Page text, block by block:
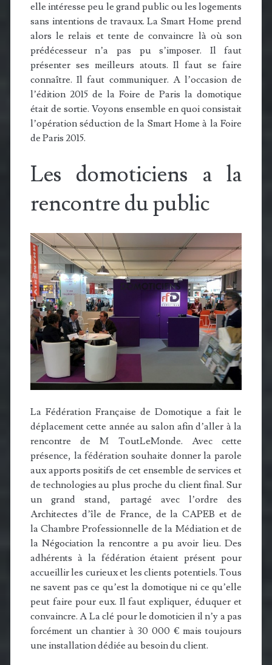
elle intéresse peu le grand public ou les logements
sans intentions de travaux. La Smart Home prend
alors le relais et tente de convaincre là où son
prédécesseur n’a pas pu s’imposer. Il faut
présenter ses meilleurs atouts. Il faut se faire
connaître. Il faut communiquer. A l’occasion de
l’édition 2015 de la Foire de Paris la domotique
était de sortie. Voyons ensemble en quoi consistait
l’opération séduction de la Smart Home à la Foire
de Paris 2015.
Les domoticiens a la
rencontre du public
La Fédération Française de Domotique a fait le
déplacement cette année au salon afin d’aller à la
rencontre de M ToutLeMonde. Avec cette
présence, la fédération souhaite donner la parole
aux apports positifs de cet ensemble de services et
de technologies au plus proche du client final. Sur
un grand stand, partagé avec l’ordre des
Architectes d’île de France, de la CAPEB et de
la Chambre Professionnelle de la Médiation et de
la Négociation la rencontre a pu avoir lieu. Des
adhérents à la fédération étaient présent pour
accueillir les curieux et les clients potentiels. Tous
ne savent pas ce qu’est la domotique ni ce qu’elle
peut faire pour eux. Il faut expliquer, éduquer et
convaincre. A La clé pour le domoticien il n’y a pas
forcément un chantier à 30 000 € mais toujours
une installation dédiée au besoin du client.